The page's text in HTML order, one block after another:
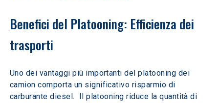
Benefici del Platooning: Efficienza dei
trasporti
Uno dei vantaggi più importanti del platooning dei
camion comporta un significativo risparmio di
carburante diesel.  Il platooning riduce la quantità di